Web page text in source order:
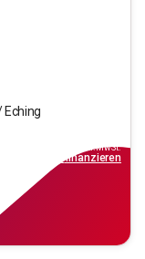
Eching
inkl.MwSt.
finanzieren